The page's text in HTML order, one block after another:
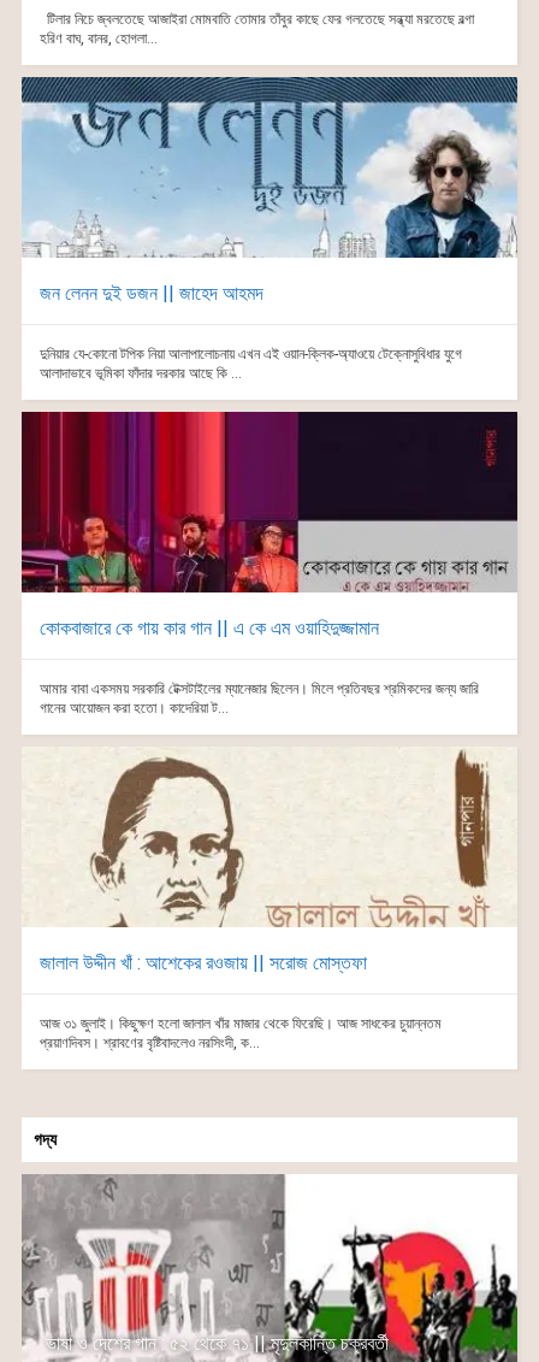
টিলার নিচে জ্বলতেছে আজাইরা মোমবাতি তোমার তাঁবুর কাছে ফের গলতেছে সন্ধ্যা মরতেছে বল্গা
হরিণ বাঘ, বানর, হোগলা...
জন লেনন দুই ডজন || জাহেদ আহমদ
দুনিয়ার যে-কোনো টপিক নিয়া আলাপালোচনায় এখন এই ওয়ান-ক্লিক-অ্যাওয়ে টেক্নোসুবিধার যুগে
আলাদাভাবে ভূমিকা ফাঁদার দরকার আছে কি ...
কোকবাজারে কে গায় কার গান || এ কে এম ওয়াহিদুজ্জামান
আমার বাবা একসময় সরকারি টেক্সটাইলের ম্যানেজার ছিলেন। মিলে প্রতিবছর শ্রমিকদের জন্য জারি
গানের আয়োজন করা হতো। কাদেরিয়া ট...
জালাল উদ্দীন খাঁ : আশেকের রওজায় || সরোজ মোস্তফা
আজ ৩১ জুলাই। কিছুক্ষণ হলো জালাল খাঁর মাজার থেকে ফিরেছি। আজ সাধকের চুয়ান্নতম
প্রয়াণদিবস। শ্রাবণের বৃষ্টিবাদলেও নরসিংদী, ক...
গদ্য
ভাষা ও দেশের গান : ৫২ থেকে ৭১ || মৃদুলকান্তি চক্রবর্তী